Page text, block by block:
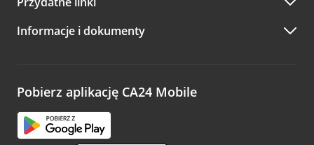
A po wizycie…
Zachęcamy do podzielenia się z nami opinią o wizycie.
opinie.
Informacje i dokumenty
Pobierz aplikację CA24 Mobile